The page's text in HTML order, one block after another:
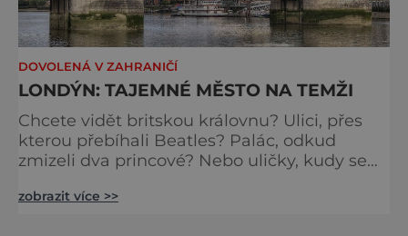
DOVOLENÁ V ZAHRANIČÍ
LONDÝN: TAJEMNÉ MĚSTO NA TEMŽI
Chcete vidět britskou královnu? Ulici, přes
kterou přebíhali Beatles? Palác, odkud
zmizeli dva princové? Nebo uličky, kudy se
jak to všechno stihnout? Kouzelný Londýn
zobrazit více >>